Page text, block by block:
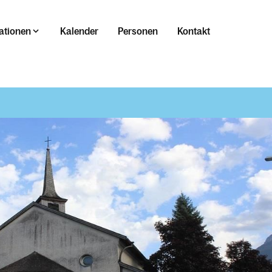
Kalender Personen Kontakt